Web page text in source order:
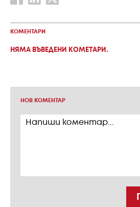
КОМЕНТАРИ
НЯМА ВЪВЕДЕНИ КОМЕТАРИ.
НОВ КОМЕНТАР